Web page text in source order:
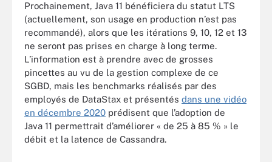
Prochainement, Java 11 bénéficiera du statut LTS
(actuellement, son usage en production n’est pas
recommandé), alors que les itérations 9, 10, 12 et 13
ne seront pas prises en charge à long terme.
L’information est à prendre avec de grosses
pincettes au vu de la gestion complexe de ce
SGBD, mais les benchmarks réalisés par des
employés de DataStax et présentés dans une vidéo
en décembre 2020 prédisent que l’adoption de
Java 11 permettrait d’améliorer « de 25 à 85 % » le
débit et la latence de Cassandra.